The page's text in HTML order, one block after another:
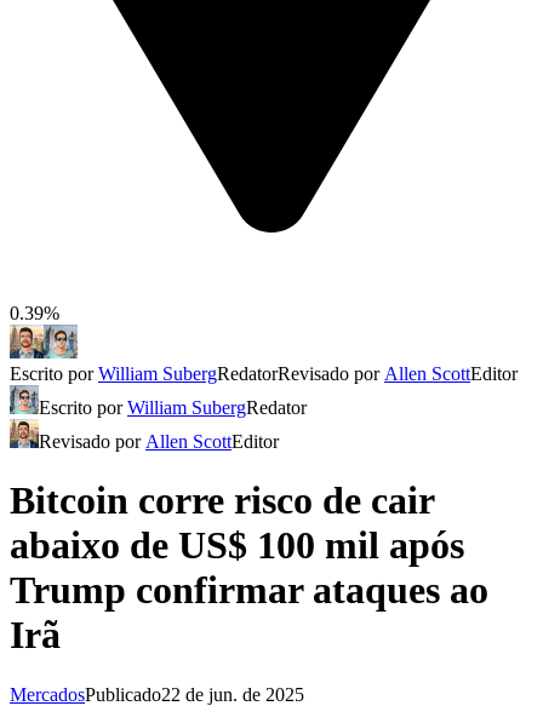
0.39%
Escrito porWilliam SubergRedatorRevisado por Allen ScottEditor
Escrito porWilliam SubergRedator
Revisado por Allen ScottEditor
Bitcoin corre risco de cair
abaixo de US$ 100 mil após
Trump confirmar ataques ao
Irã
MercadosPublicado22 de jun. de 2025